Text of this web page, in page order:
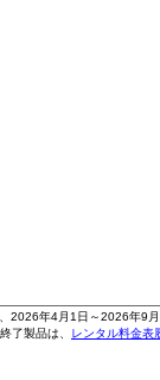
2026年4月1日～2026年9
了製品は、 レンタル料金表